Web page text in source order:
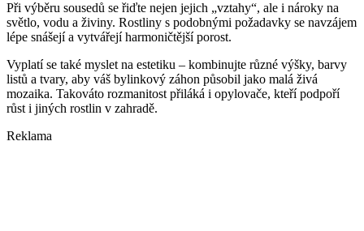
Při výběru sousedů se řiďte nejen jejich „vztahy“, ale i nároky na
světlo, vodu a živiny. Rostliny s podobnými požadavky se navzájem
lépe snášejí a vytvářejí harmoničtější porost.
Vyplatí se také myslet na estetiku – kombinujte různé výšky, barvy
listů a tvary, aby váš bylinkový záhon působil jako malá živá
mozaika. Takováto rozmanitost přiláká i opylovače, kteří podpoří
růst i jiných rostlin v zahradě.
Reklama